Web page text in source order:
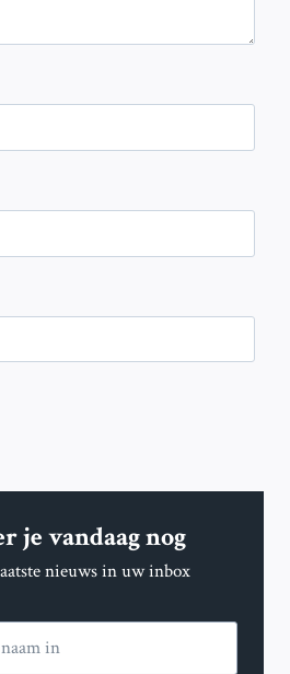
je vandaag nog
nieuws in uw inbox